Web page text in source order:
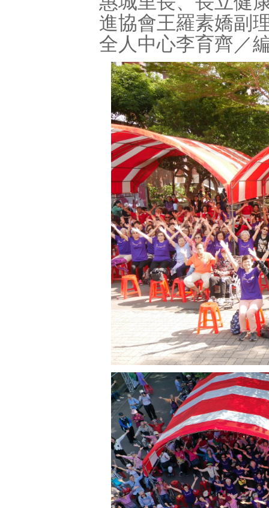
進協會王羅素嬌副
全人中心李育齊／